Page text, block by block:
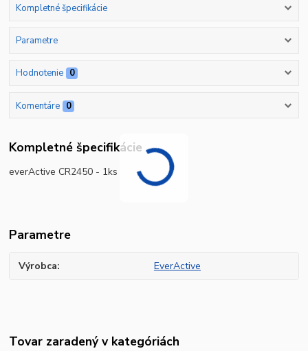
Kompletné špecifikácie
Parametre
Hodnotenie 0
Komentáre 0
Kompletné špecifikácie
everActive CR2450 - 1ks
Parametre
Výrobca EverActive
Tovar zaradený v kategóriách